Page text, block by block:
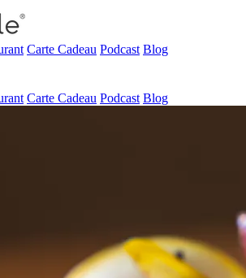
Carte Cadeau Podcast Blog
Carte Cadeau Podcast Blog